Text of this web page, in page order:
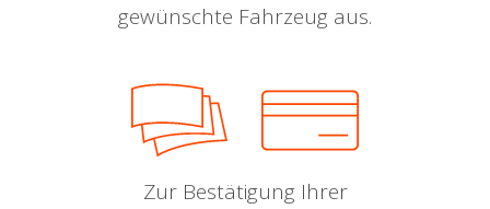
gewünschte Fahrzeug aus.
Zur Bestätigung Ihrer